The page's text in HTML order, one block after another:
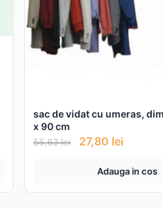
sac de vidat cu umeras,
x 90 cm
55,63lei 27,80 lei
Adauga in cos